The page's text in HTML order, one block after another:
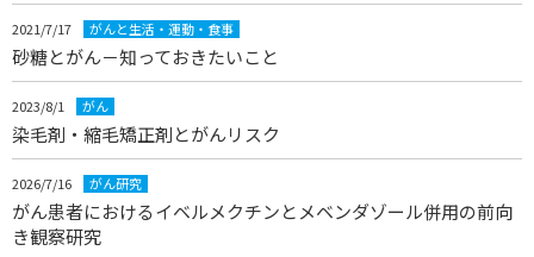
2021/7/17 がんと生活・運動・食事
砂糖とがん－知っておきたいこと
2023/8/1 がん
染毛剤・縮毛矯正剤とがんリスク
2026/7/16 がん研究
がん患者におけるイベルメクチンとメベンダゾール併用の前向
き観察研究